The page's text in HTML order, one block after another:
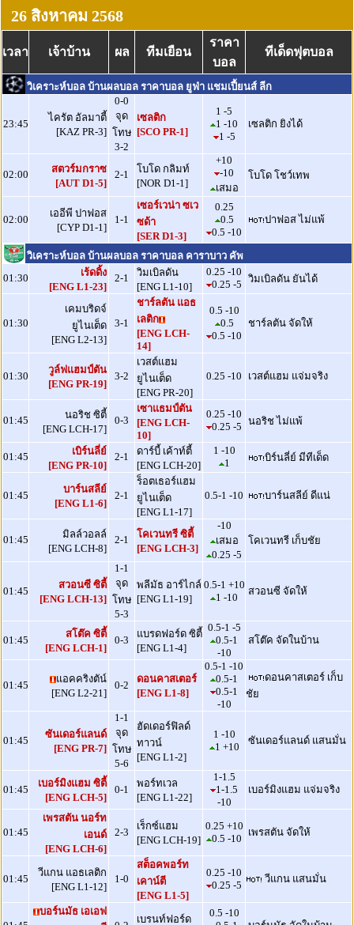
26 สิงหาคม 2568
เวลา เจ้าบ้าน ผล ทีมเยือน
ราคา
บอล
ทีเด็ดฟุตบอล
วิเคราะห์บอล บ้านผลบอล ราคาบอล ยูฟ่า แชมเปี้ยนส์ ลีก
23:45
ไครัต อัลมาตี้
[KAZ PR-3]
0-0
จุด
โทษ
3-2
เซลติก
[SCO PR-1]
1 -5
1 -10
1 -5
เซลติก ยิงได้
02:00
สตวร์มกราซ
[AUT D1-5]
2-1
โบโด กลิมท์
[NOR D1-1]
+10
-10
เสมอ
โบโด โชว์เทพ
02:00
เออีพี ปาฟอส
[CYP D1-1]
1-1
เซอร์เวน่า ซเว
ซด้า
[SER D1-3]
0.25
0.5
0.5 -10
ปาฟอส ไม่แพ้
วิเคราะห์บอล บ้านผลบอล ราคาบอล คาราบาว คัพ
01:30
เร้ดดิ้ง
[ENG L1-23]
2-1
วิมเบิลดัน
[ENG L1-10]
0.25 -10
0.25 -5 วิมเบิลดัน ยันได้
01:30
เคมบริดจ์
ยูไนเต็ด
[ENG L2-13]
3-1
ชาร์ลตัน แอธ
เลติก
[ENG LCH-
14]
0.5 -10
0.5
0.5 -10
ชาร์ลตัน จัดให้
01:30
วูล์ฟแฮมป์ตัน
[ENG PR-19]
3-2
เวสต์แฮม
ยูไนเต็ด
[ENG PR-20]
0.25 -10 เวสต์แฮม แจ่มจริง
01:45
นอริช ซิตี้
[ENG LCH-17]
0-3
เซาแธมป์ตัน
[ENG LCH-
10]
0.25 -10
0.25 -5 นอริช ไม่แพ้
01:45
เบิร์นลี่ย์
[ENG PR-10]
2-1
ดาร์บี้ เค้าท์ตี้
[ENG LCH-20]
1 -10
1
บิร์นลี่ย์ มีทีเด็ด
01:45
บาร์นสลีย์
[ENG L1-6]
2-1
ร็อตเธอร์แฮม
ยูไนเต็ด
[ENG L1-17]
0.5-1 -10 บาร์นสลีย์ ดีแน่
01:45
มิลล์วอลล์
[ENG LCH-8]
2-1
โคเวนทรี ซิตี้
[ENG LCH-3]
-10
เสมอ
0.25 -5
โคเวนทรี เก็บชัย
01:45
สวอนซี ซิตี้
[ENG LCH-13]
1-1
จุด
โทษ
5-3
พลีมัธ อาร์ไกล์
[ENG L1-19]
0.5-1 +10
1 -10
สวอนซี จัดให้
01:45
สโต๊ค ซิตี้
[ENG LCH-1]
0-3
แบรดฟอร์ด ซิตี้
[ENG L1-4]
0.5-1 -5
0.5-1
-10
สโต๊ค จัดในบ้าน
01:45
แอคคริงตัน์
[ENG L2-21]
0-2
ดอนคาสเตอร์
[ENG L1-8]
0.5-1 -10
0.5-1
0.5-1
-10
ดอนคาสเตอร์ เก็บ
ชัย
01:45
ซันเดอร์แลนด์
[ENG PR-7]
1-1
จุด
โทษ
5-6
ฮัดเดอร์ฟิลด์
ทาวน์
[ENG L1-2]
1 -10
1 +10
ซันเดอร์แลนด์ แสนมั่น
01:45
เบอร์มิงแฮม ซิตี้
[ENG LCH-5]
0-1
พอร์ทเวล
[ENG L1-22]
1-1.5
1-1.5
-10
เบอร์มิงแฮม แจ่มจริง
01:45
เพรสตัน นอร์ท
เอนด์
[ENG LCH-6]
2-3
เร็กซ์แฮม
[ENG LCH-19]
0.25 +10
0.5 -10
เพรสตัน จัดให้
01:45
วีแกน แอธเลติก
[ENG L1-12]
1-0
สต็อคพอร์ท
เคาน์ตี
[ENG L1-5]
0.25 -10
0.25 -5
วีแกน แสนมั่น
บอร์นมัธ เอเอฟ
เบรนท์ฟอร์ด
0.5 -10